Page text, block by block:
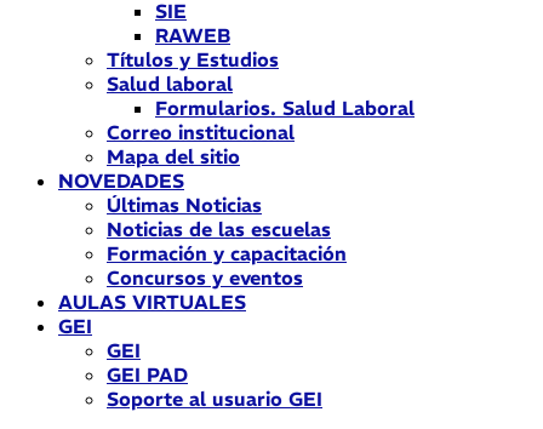
SIE
RAWEB
Títulos y Estudios
Salud laboral
Formularios. Salud Laboral
Correo institucional
Mapa del sitio
NOVEDADES
Últimas Noticias
Noticias de las escuelas
Formación y capacitación
Concursos y eventos
AULAS VIRTUALES
GEI
GEI
GEI PAD
Soporte al usuario GEI